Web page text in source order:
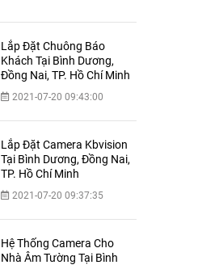
Lắp Đặt Chuông Báo
Khách Tại Bình Dương,
Đồng Nai, TP. Hồ Chí Minh
2021-07-20 09:43:00
Lắp Đặt Camera Kbvision
Tại Bình Dương, Đồng Nai,
TP. Hồ Chí Minh
2021-07-20 09:37:35
Hệ Thống Camera Cho
Nhà Âm Tường Tại Bình